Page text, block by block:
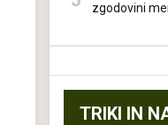
zgodovini
TRIKI IN